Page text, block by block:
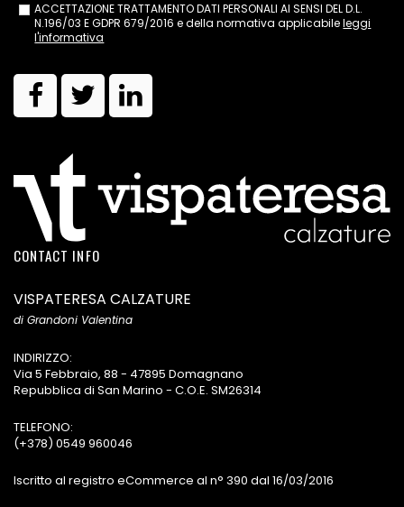
ACCETTAZIONE TRATTAMENTO DATI PERSONALI AI SENSI DEL D.L.
N.196/03 E GDPR 679/2016 e della normativa applicabileleggi
l'informativa
CONTACT INFO
VISPATERESA CALZATURE
di Grandoni Valentina
INDIRIZZO:
Via 5 Febbraio, 88 - 47895 Domagnano
Repubblica di San Marino - C.O.E. SM26314
TELEFONO:
(+378) 0549 960046
Iscritto al registro eCommerce al n° 390 dal 16/03/2016